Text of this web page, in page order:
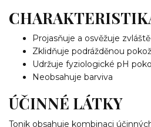
Projasňuje a osvěžuje
Zklidňuje podrážděnou
Udržuje fyziologické pH
Neobsahuje barviva
ÚČINNÉ LÁTKY
Tonik obsahuje kombinaci